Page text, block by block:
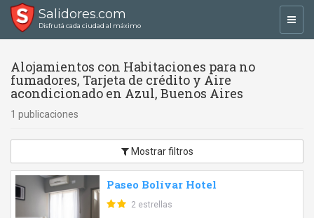
Salidores.com
Disfrutá cada ciudad al máximo
Alojamientos con Habitaciones para no
fumadores, Tarjeta de crédito y Aire
acondicionado en Azul, Buenos Aires
1 publicaciones
Mostrar filtros
Paseo Bolívar Hotel
2 estrellas